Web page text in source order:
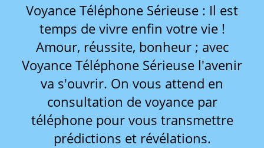
Voyance Téléphone Sérieuse : Il est
temps de vivre enfin votre vie !
Amour, réussite, bonheur ; avec
Voyance Téléphone Sérieuse l'avenir
va s'ouvrir. On vous attend en
consultation de voyance par
téléphone pour vous transmettre
prédictions et révélations.